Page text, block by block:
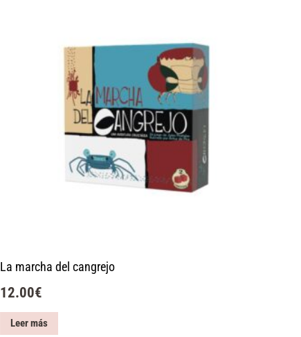
La marcha del cangrejo
12.00€
Leer más